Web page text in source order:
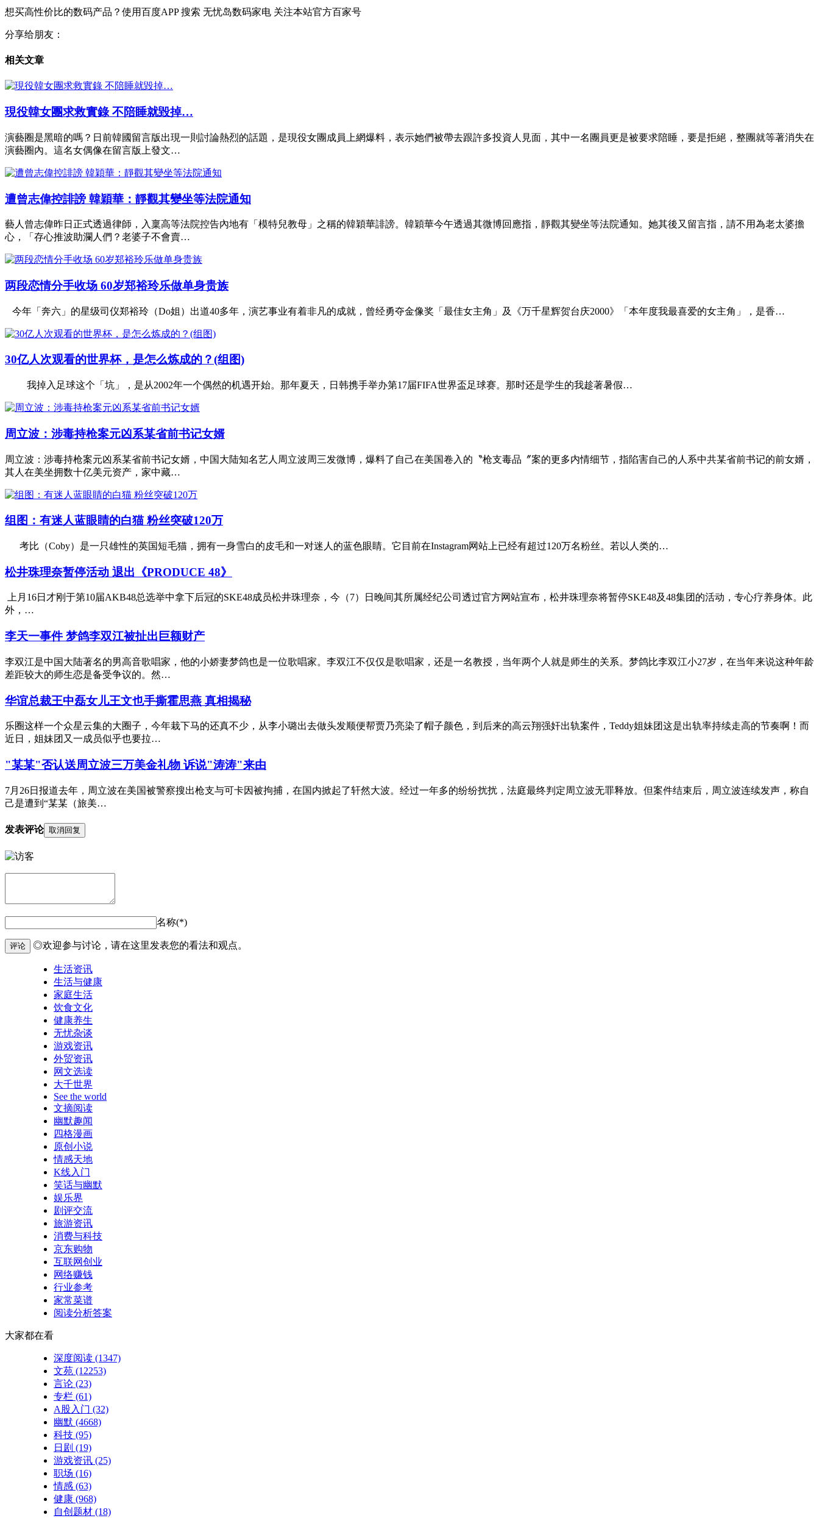
想买高性价比的数码产品？使用百度APP 搜索 无忧岛数码家电 关注本站官方百家号
分享给朋友：
相关文章
現役韓女團求救實錄 不陪睡就毀掉…
演藝圈是黑暗的嗎？日前韓國留言版出現一則討論熱烈的話題，是現役女團成員上網爆料，表示她們被帶去跟許多投資人見面，其中一名團員更是被要求陪睡，要是拒絕，整團就等著消失在
演藝圈內。這名女偶像在留言版上發文…
遭曾志偉控誹謗 韓穎華：靜觀其變坐等法院通知
藝人曾志偉昨日正式透過律師，入稟高等法院控告內地有「模特兒教母」之稱的韓穎華誹謗。韓穎華今午透過其微博回應指，靜觀其變坐等法院通知。她其後又留言指，請不用為老太婆擔
心，「存心推波助瀾人們？老婆子不會賣…
两段恋情分手收场 60岁郑裕玲乐做单身贵族
今年「奔六」的星级司仪郑裕玲（Do姐）出道40多年，演艺事业有着非凡的成就，曾经勇夺金像奖「最佳女主角」及《万千星辉贺台庆2000》「本年度我最喜爱的女主角」，是香…
30亿人次观看的世界杯，是怎么炼成的？(组图)
我掉入足球这个「坑」，是从2002年一个偶然的机遇开始。那年夏天，日韩携手举办第17届FIFA世界盃足球赛。那时还是学生的我趁著暑假…
周立波：涉毒持枪案元凶系某省前书记女婿
周立波：涉毒持枪案元凶系某省前书记女婿，中国大陆知名艺人周立波周三发微博，爆料了自己在美国卷入的〝枪支毒品〞案的更多内情细节，指陷害自己的人系中共某省前书记的前女婿，
其人在美坐拥数十亿美元资产，家中藏…
组图：有迷人蓝眼睛的白猫 粉丝突破120万
考比（Coby）是一只雄性的英国短毛猫，拥有一身雪白的皮毛和一对迷人的蓝色眼睛。它目前在Instagram网站上已经有超过120万名粉丝。若以人类的…
松井珠理奈暂停活动 退出《PRODUCE 48》
上月16日才刚于第10届AKB48总选举中拿下后冠的SKE48成员松井珠理奈，今（7）日晚间其所属经纪公司透过官方网站宣布，松井珠理奈将暂停SKE48及48集团的活动，专心疗养身体。此
外，…
李天一事件 梦鸽李双江被扯出巨额财产
李双江是中国大陆著名的男高音歌唱家，他的小娇妻梦鸽也是一位歌唱家。李双江不仅仅是歌唱家，还是一名教授，当年两个人就是师生的关系。梦鸽比李双江小27岁，在当年来说这种年龄
差距较大的师生恋是备受争议的。然…
华谊总裁王中磊女儿王文也手撕霍思燕 真相揭秘
乐圈这样一个众星云集的大圈子，今年栽下马的还真不少，从李小璐出去做头发顺便帮贾乃亮染了帽子颜色，到后来的高云翔强奸出轨案件，Teddy姐妹团这是出轨率持续走高的节奏啊！而
近日，姐妹团又一成员似乎也要拉…
"某某"否认送周立波三万美金礼物 诉说"涛涛"来由
7月26日报道去年，周立波在美国被警察搜出枪支与可卡因被拘捕，在国内掀起了轩然大波。经过一年多的纷纷扰扰，法庭最终判定周立波无罪释放。但案件结束后，周立波连续发声，称自
己是遭到“某某（旅美…
发表评论 取消回复
名称(*)
评论 ◎欢迎参与讨论，请在这里发表您的看法和观点。
生活资讯
生活与健康
家庭生活
饮食文化
健康养生
无忧杂谈
游戏资讯
外贸资讯
网文选读
大千世界
See the world
文摘阅读
幽默趣闻
四格漫画
原创小说
情感天地
K线入门
笑话与幽默
娱乐界
剧评交流
旅游资讯
消费与科技
京东购物
互联网创业
网络赚钱
行业参考
家常菜谱
阅读分析答案
大家都在看
深度阅读 (1347)
文苑 (12253)
言论 (23)
专栏 (61)
A股入门 (32)
幽默 (4668)
科技 (95)
日剧 (19)
游戏资讯 (25)
职场 (16)
情感 (63)
健康 (968)
自创题材 (18)